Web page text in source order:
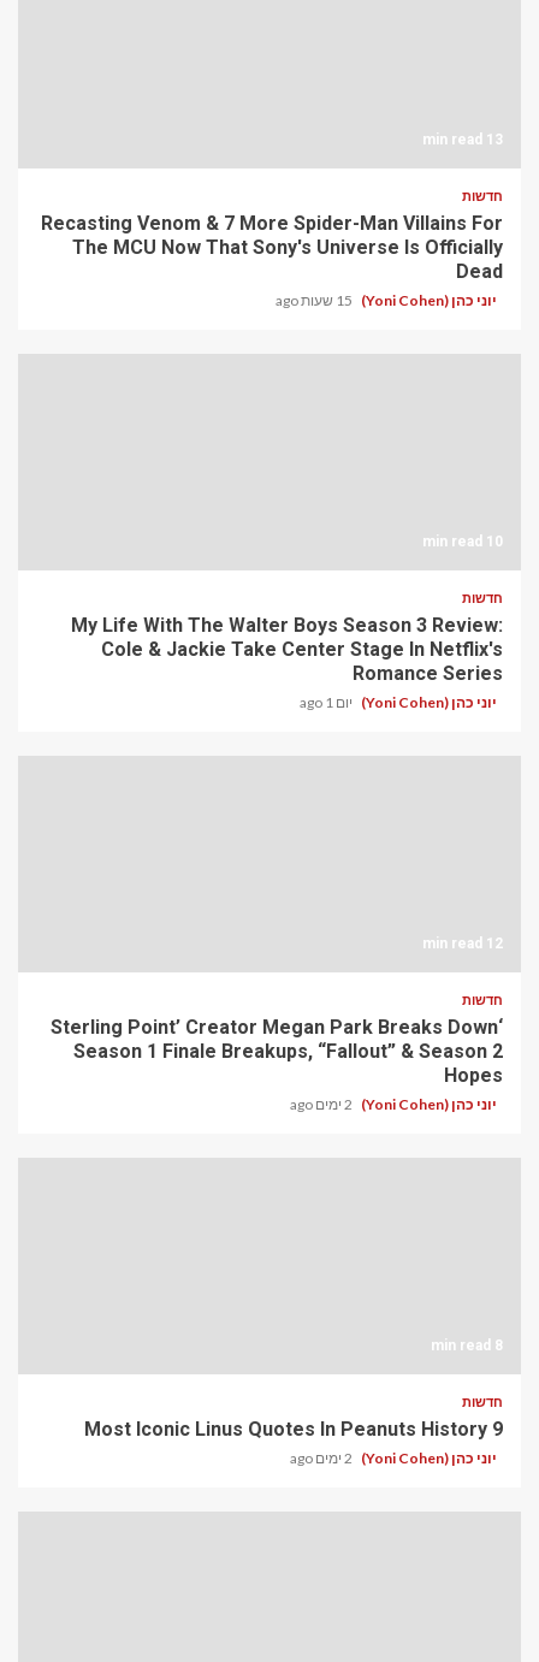
13 min read
חדשות
Recasting Venom & 7 More Spider-Man Villains For
The MCU Now That Sony's Universe Is Officially
Dead
יוני כהן (Yoni Cohen) 15 שעות ago
10 min read
חדשות
My Life With The Walter Boys Season 3 Review:
Cole & Jackie Take Center Stage In Netflix's
Romance Series
יוני כהן (Yoni Cohen) יום 1 ago
12 min read
חדשות
‘Sterling Point’ Creator Megan Park Breaks Down
Season 1 Finale Breakups, “Fallout” & Season 2
Hopes
יוני כהן (Yoni Cohen) 2 ימים ago
8 min read
חדשות
9 Most Iconic Linus Quotes In Peanuts History
יוני כהן (Yoni Cohen) 2 ימים ago